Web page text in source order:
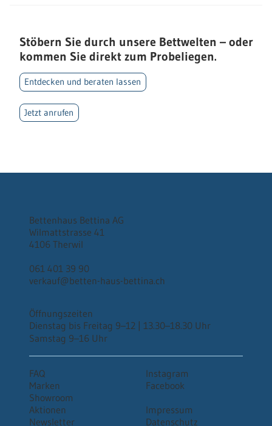
Stöbern Sie durch unsere Bettwelten – oder
kommen Sie direkt zum Probeliegen.
Entdecken und beraten lassen
Jetzt anrufen
Bettenhaus Bettina AG
Wilmattstrasse 41
4106 Therwil
061 401 39 90
verkauf@betten-haus-bettina.ch
Öffnungszeiten
Dienstag bis Freitag 9–12 | 13.30–18.30 Uhr
Samstag 9–16 Uhr
Instagram
Facebook
Impressum
Datenschutz
FAQ
Marken
Showroom
Aktionen
Newsletter